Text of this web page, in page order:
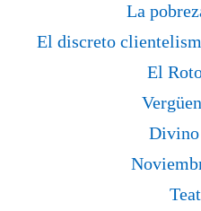
La
El discreto
El
Divino